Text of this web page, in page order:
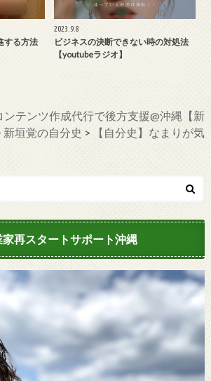
する方法
2023.9.8
ビジネスの決断できない時の対処法
【youtubeラジオ】
テンツ作成代行で後方支援@沖縄【新
新垣覚の自分史 >
【自分史】なまりが気
家再スタートサポート沖縄